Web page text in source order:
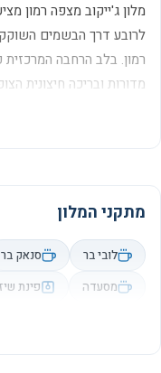
מלון ג'ייקוב מצפה רמון
לרובע דרך הבשמים
רמון. בלב הרחבה המרכזית
מדורות ובריכה חיצונית
מתקני המלון
לובי בר סנאק בר
מסעדה
פינת